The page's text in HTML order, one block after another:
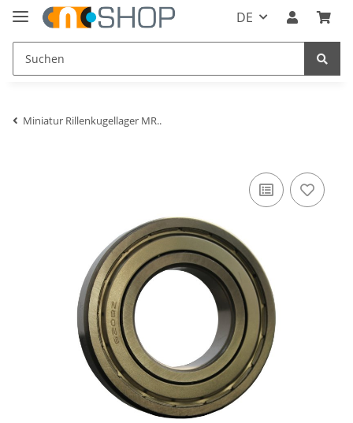
DE
Miniatur Rillenkugellager MR..